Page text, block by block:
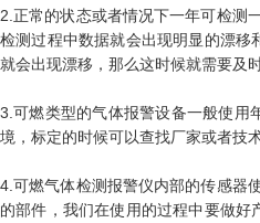
2.正常的状态或者情况下一年可检测
检测过程中数据就会出现明显的漂
就会出现漂移，那么这时候就需要及
3.可燃类型的气体报警设备一般使用
境，标定的时候可以查找厂家或者技
4.可燃气体检测报警仪内部的传感器
的部件，我们在使用的过程中要做